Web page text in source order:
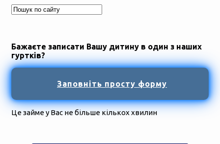
Бажаєте записати Вашу дитину в один з наших
гуртків?
Заповніть просту форму
Це займе у Вас не більше кількох хвилин